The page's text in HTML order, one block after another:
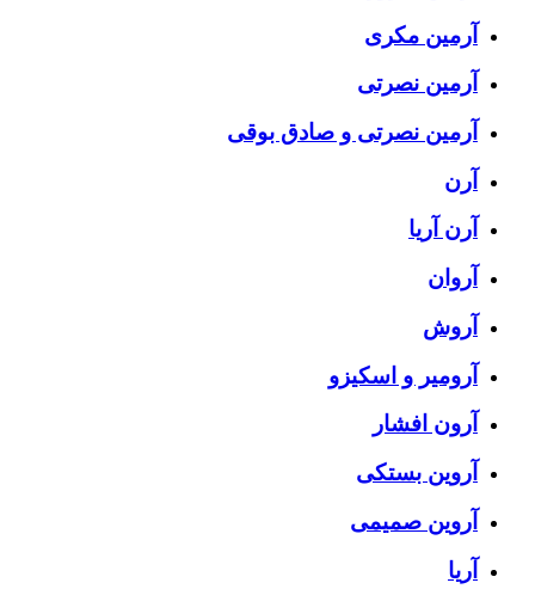
آرمین مکری
آرمین نصرتی
آرمین نصرتی و صادق بوقی
آرن
آرن آریا
آروان
آروش
آرومیر و اسکیزو
آرون افشار
آروین بستکی
آروین صمیمی
آریا